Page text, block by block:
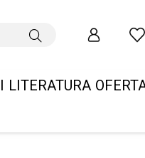
LITERATURA